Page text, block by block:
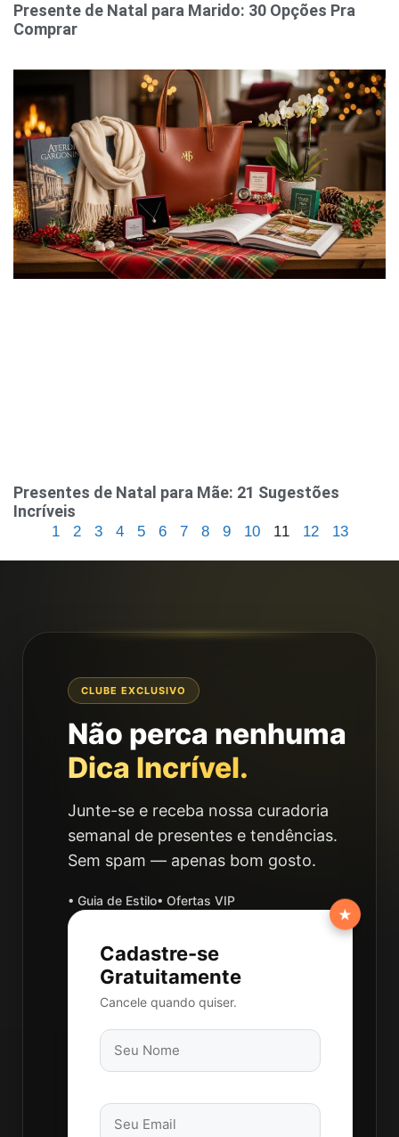
Presente de Natal para Marido: 30 Opções Pra
Comprar
Presentes de Natal para Mãe: 21 Sugestões
Incríveis
1 2 3 4 5 6 7 8 9 10 11 12 13
CLUBE EXCLUSIVO
Não perca nenhuma
Dica Incrível.
Junte-se e receba nossa curadoria
semanal de presentes e tendências.
Sem spam — apenas bom gosto.
• Guia de Estilo• Ofertas VIP
Cadastre-se
Gratuitamente
Cancele quando quiser.
★